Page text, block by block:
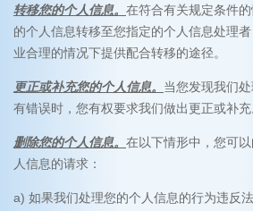
转移您的个人信息。 在符合有关规定条件
的个人信息转移至您指定的个人信息处理
业合理的情况下提供配合转移的途径。
更正或补充您的个人信息。 当您发现我们
有错误时，您有权要求我们做出更正或补充
删除您的个人信息。 在以下情形中，您可
人信息的请求：
a) 如果我们处理您的个人信息的行为违反法